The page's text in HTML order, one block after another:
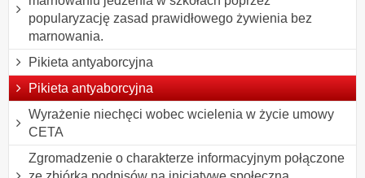
popularyzację zasad prawidłowego żywienia bez
marnowania.
Pikieta antyaborcyjna
Pikieta antyaborcyjna
Wyrażenie niechęci wobec wcielenia w życie umowy
CETA
Zgromadzenie o charakterze informacyjnym połączone